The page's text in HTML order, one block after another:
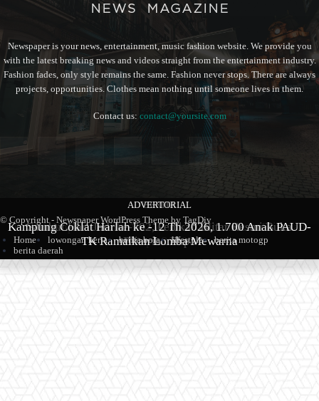
BERITA
Produk Kopi Premium Asal Wonodadi Ramaikan Blitarian
Expo 2026
BERITA
Sambut Hari Jadi ke-702, Pemkab Blitar Resmi Buka
Blitarian Expo
ADVERTORIAL
Kampung Coklat Harlah ke -12 Th 2026, 1.700 Anak PAUD-
TK Ramaikan Lomba Mewarna
Newspaper is your news, entertainment, music fashion website. We provide you
with the latest breaking news and videos straight from the entertainment industry.
Fashion fades, only style remains the same. Fashion never stops. There are always
projects, opportunities. Clothes mean nothing until someone lives in them.
Contact us: contact@yoursite.com
© Copyright - Newspaper WordPress Theme by TagDiv
Home
lowongan kerja berita bola lifestyle
berita motogp
berita daerah